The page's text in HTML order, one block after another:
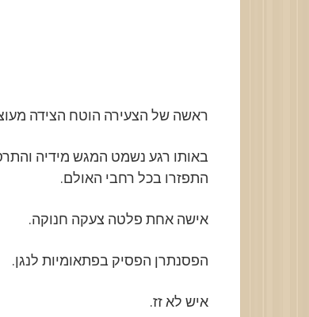
ראשה של הצעירה הוטח הצידה
באותו רגע נשמט המגש מידיה
התפזרו בכל רחבי האולם.
אישה אחת פלטה צעקה חנוקה.
הפסנתרן הפסיק בפתאומיות לנגן.
איש לא זז.